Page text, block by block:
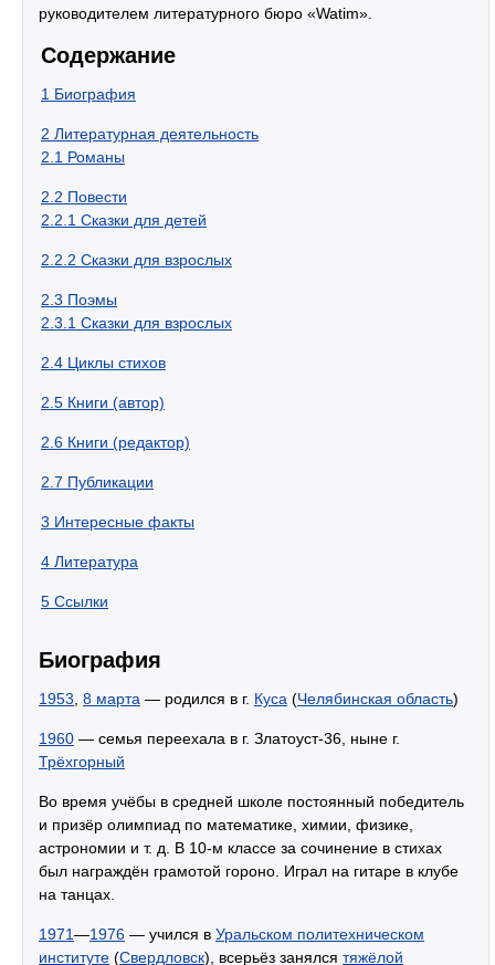
руководителем литературного бюро «Watim».
Содержание
1 Биография
2 Литературная деятельность
2.1 Романы
2.2 Повести
2.2.1 Сказки для детей
2.2.2 Сказки для взрослых
2.3 Поэмы
2.3.1 Сказки для взрослых
2.4 Циклы стихов
2.5 Книги (автор)
2.6 Книги (редактор)
2.7 Публикации
3 Интересные факты
4 Литература
5 Ссылки
Биография
1953 8 марта — родился в г. Куса (Челябинская область)
1960 — семья переехала в г. Златоуст-36, ныне г.
Трёхгорный
Во время учёбы в средней школе постоянный победитель
и призёр олимпиад по математике, химии, физике,
астрономии и т. д. В 10-м классе за сочинение в стихах
был награждён грамотой гороно. Играл на гитаре в клубе
на танцах.
1971—1976 — учился в Уральском политехническом
институте (Свердловск), всерьёз занялся тяжёлой